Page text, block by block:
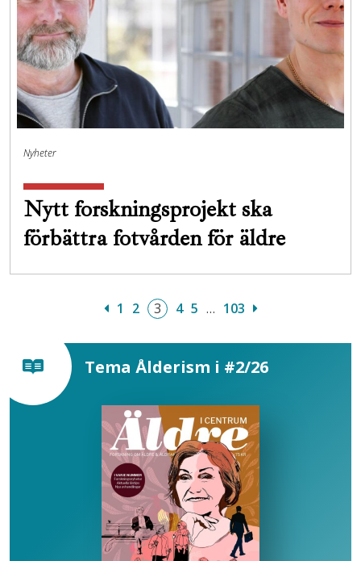
Nyheter
Nytt forskningsprojekt ska
förbättra fotvården för äldre
1 2 3 4 5 … 103
Tema Ålderism i #2/26